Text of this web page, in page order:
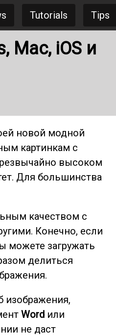
Tutorials Tips
Mac, iOS и
новой модной
картинкам с
высоком
Для большинства
качеством с
Конечно, если
можете загружать
делиться
изображения,
Wordили
не даст